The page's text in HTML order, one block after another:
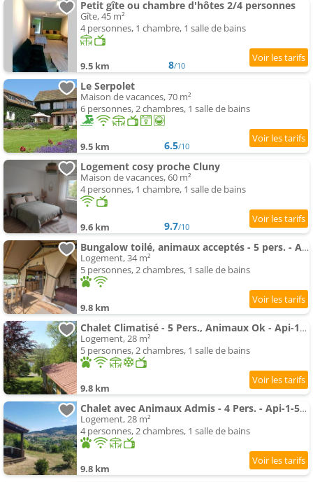
Petit gîte ou chambre d'hôtes 2/4 personnes
Gîte, 45 m²
4 personnes, 1 chambre, 1 salle de bains
9.5 km 8/10
Le Serpolet
Maison de vacances, 70 m²
6 personnes, 2 chambres, 1 salle de bains
9.5 km 6.5/10
Logement cosy proche Cluny
Maison de vacances, 60 m²
4 personnes, 1 chambre, 1 salle de bains
9.6 km 9.7/10
Bungalow toilé, animaux acceptés - 5 pers. - API-1-52-2781
Logement, 34 m²
5 personnes, 2 chambres, 1 salle de bains
9.8 km
Chalet Climatisé - 5 Pers., Animaux Ok - Api-1-52-2782
Logement, 28 m²
5 personnes, 2 chambres, 1 salle de bains
9.8 km
Chalet avec Animaux Admis - 4 Pers. - Api-1-52-2783
Logement, 28 m²
4 personnes, 2 chambres, 1 salle de bains
9.8 km